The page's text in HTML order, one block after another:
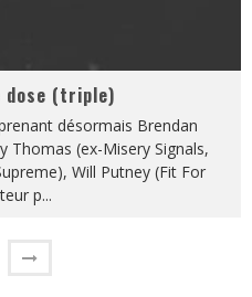
dose (triple)
désormais Brendan
Thomas (ex-Misery Signals,
Will Putney (Fit For
p...